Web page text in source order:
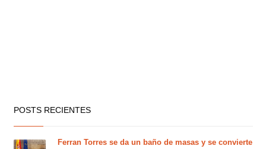
POSTS RECIENTES
Ferran Torres se da un baño de masas y se convierte